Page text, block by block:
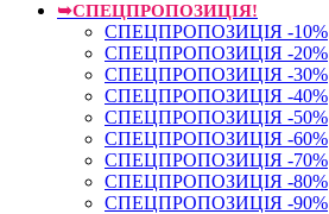
➥СПЕЦПРОПОЗИЦІЯ!
СПЕЦПРОПОЗИЦІЯ -10%
СПЕЦПРОПОЗИЦІЯ -20%
СПЕЦПРОПОЗИЦІЯ -30%
СПЕЦПРОПОЗИЦІЯ -40%
СПЕЦПРОПОЗИЦІЯ -50%
СПЕЦПРОПОЗИЦІЯ -60%
СПЕЦПРОПОЗИЦІЯ -70%
СПЕЦПРОПОЗИЦІЯ -80%
СПЕЦПРОПОЗИЦІЯ -90%